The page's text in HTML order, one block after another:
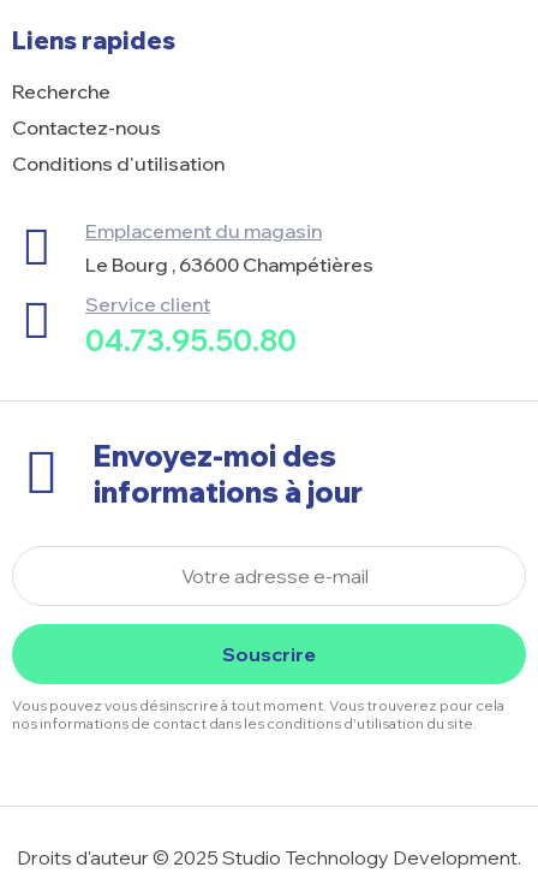
Liens rapides
Recherche
Contactez-nous
Conditions d'utilisation
Emplacement du magasin
Le Bourg , 63600 Champétières
Service client
04.73.95.50.80
Envoyez-moi des
informations à jour
Souscrire
Vous pouvez vous désinscrire à tout moment. Vous trouverez pour cela
nos informations de contact dans les conditions d'utilisation du site.
Droits d'auteur © 2025 Studio Technology Development.